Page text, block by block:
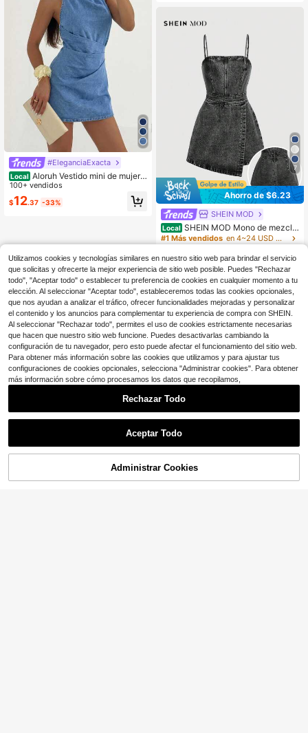
#EleganciaExacta
Local Aloruh Vestido mini de mujer d
e mezclilla azul aqua con cuello hal
ter, verano sexy chic con lazo en la
espalda, cintura fruncida, estilo Y2K
100+ vendidos
$12.37 -33%
7
Ahorro de $6.23
SHEIN MOD
Local SHEIN MOD Mono de mezclill
a para mujer con parte superior cort
a
#1 Más vendidos
en 4~24 USD Monos y monos de mezclilla para mujer
$19.46 -24%
¡56% DE DESCUENTO!
Utilizamos cookies y tecnologías similares en nuestro sitio web para brindar el servicio
que solicitas y ofrecerte la mejor experiencia de sitio web posible. Puedes "Rechazar
todo", "Aceptar todo" o establecer tu preferencia de cookies en cualquier momento a tu
elección. Al seleccionar "Aceptar todo", estableceremos todas las cookies opcionales,
que nos ayudan a analizar el tráfico, ofrecer funcionalidades mejoradas y personalizar
el contenido y los anuncios para complementar tu experiencia de compra con SHEIN.
Al seleccionar "Rechazar todo", permites el uso de cookies estrictamente necesarias
que hacen que nuestro sitio web funcione. Puedes desactivarlas cambiando la
configuración de tu navegador, pero esto puede afectar el funcionamiento del sitio web.
Para obtener más información sobre las cookies que utilizamos y para ajustar tus
configuraciones de cookies opcionales, selecciona "Administrar cookies". Para obtener
más información sobre cómo procesamos los datos que recopilamos,
Rechazar Todo
Aceptar Todo
Administrar Cookies